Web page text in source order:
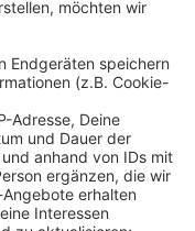
auf dem
die
sei
im Jahr